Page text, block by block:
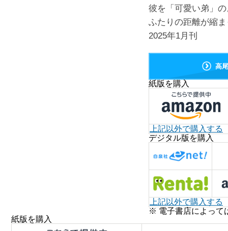
彼を「可愛い弟」
ふたりの距離が縮
2025年1月刊
高
紙版を購入
上記以外で購入する
デジタル版を購入
上記以外で購入する
※ 電子書店によって
紙版を購入